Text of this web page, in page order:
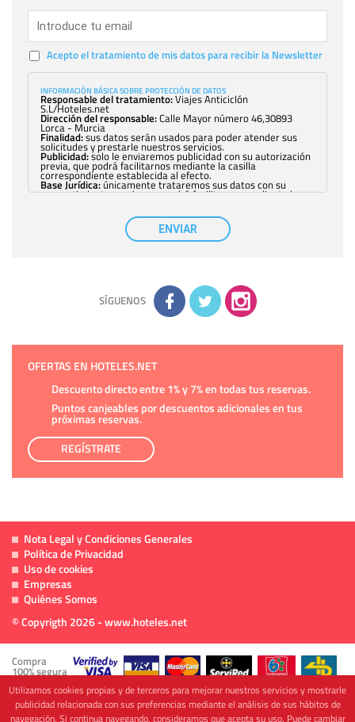
Acepto el tratamiento de mis datos para recibir la Newsletter
INFORMACIÓN BÁSICA SOBRE PROTECCIÓN DE DATOS
Responsable del tratamiento:Viajes Anticiclón
S.L/Hoteles.net
Dirección del responsable:Calle Mayor número 46,30893
Lorca - Murcia
Finalidad:sus datos serán usados para poder atender sus
solicitudes y prestarle nuestros servicios.
Publicidad:solo le enviaremos publicidad con su autorización
previa, que podrá facilitarnos mediante la casilla
correspondiente establecida al efecto.
Base Jurídica:únicamente trataremos sus datos con su
consentimiento previo, que podrá facilitarnos mediante la
con carácter general, sólo el personal de
nuestra entidad que esté debidamente autorizado podrá
tener conocimiento de la información que le pedimos. No se
comunicarán datos a terceros.
adicional y detallada sobre cómo tratamos sus datos en la
política de privacidad
ENVIAR
SÍGUENOS
OFERTAS EN HOTELES.NET
Descuento directo entre 1% y 7% en todas tus reservas.
Puntos canjeables por descuentos adicionales en tus
próximas reservas.
REGÍSTRATE
Nota Legal y Condiciones Generales
Política de Privacidad
Uso de cookies
Empresas
Quiénes Somos
© Copyrigth 2026 - www.hoteles.net
Compra
100% segura
Utilizamos cookies propias y de terceros para mejorar nuestros servicios y mostrarle
publicidad relacionada con sus preferencias mediante el análisis de sus hábitos de
navegación. Si continua navegando, consideramos que acepta su uso. Puede cambiar